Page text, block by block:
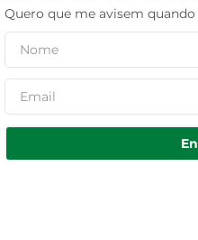
Quero que me avisem